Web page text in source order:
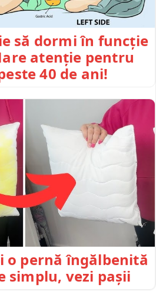
să dormi în funcție
atenție pentru
40 de ani!
o pernă îngălbenită
simplu, vezi pașii